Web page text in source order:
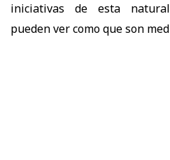
iniciativas de esta
pueden ver como que son